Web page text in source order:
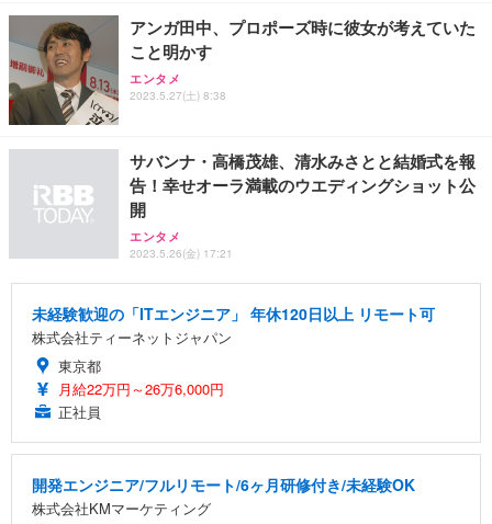
アンガ田中、プロポーズ時に彼女が考えていた
こと明かす
エンタメ
2023.5.27(土) 8:38
サバンナ・高橋茂雄、清水みさとと結婚式を報
告！幸せオーラ満載のウエディングショット公
開
エンタメ
2023.5.26(金) 17:21
未経験歓迎の「ITエンジニア」 年休120日以上 リモート可
株式会社ティーネットジャパン
東京都
月給22万円～26万6,000円
正社員
開発エンジニア/フルリモート/6ヶ月研修付き/未経験OK
株式会社KMマーケティング